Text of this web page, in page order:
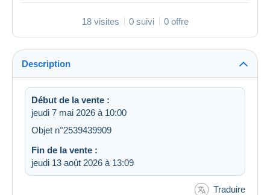
18 visites 0 suivi 0 offre
Description
Début de la vente :
jeudi 7 mai 2026 à 10:00
Objet n°2539439909
Fin de la vente :
jeudi 13 août 2026 à 13:09
Traduire